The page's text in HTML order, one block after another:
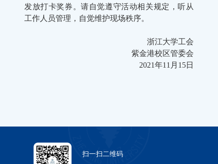
发放打卡奖券。请自觉遵守活动相关规定，听从
工作人员管理，自觉维护现场秩序。
浙江大学工会
紫金港校区管委会
2021年11月15日
扫一扫二维码